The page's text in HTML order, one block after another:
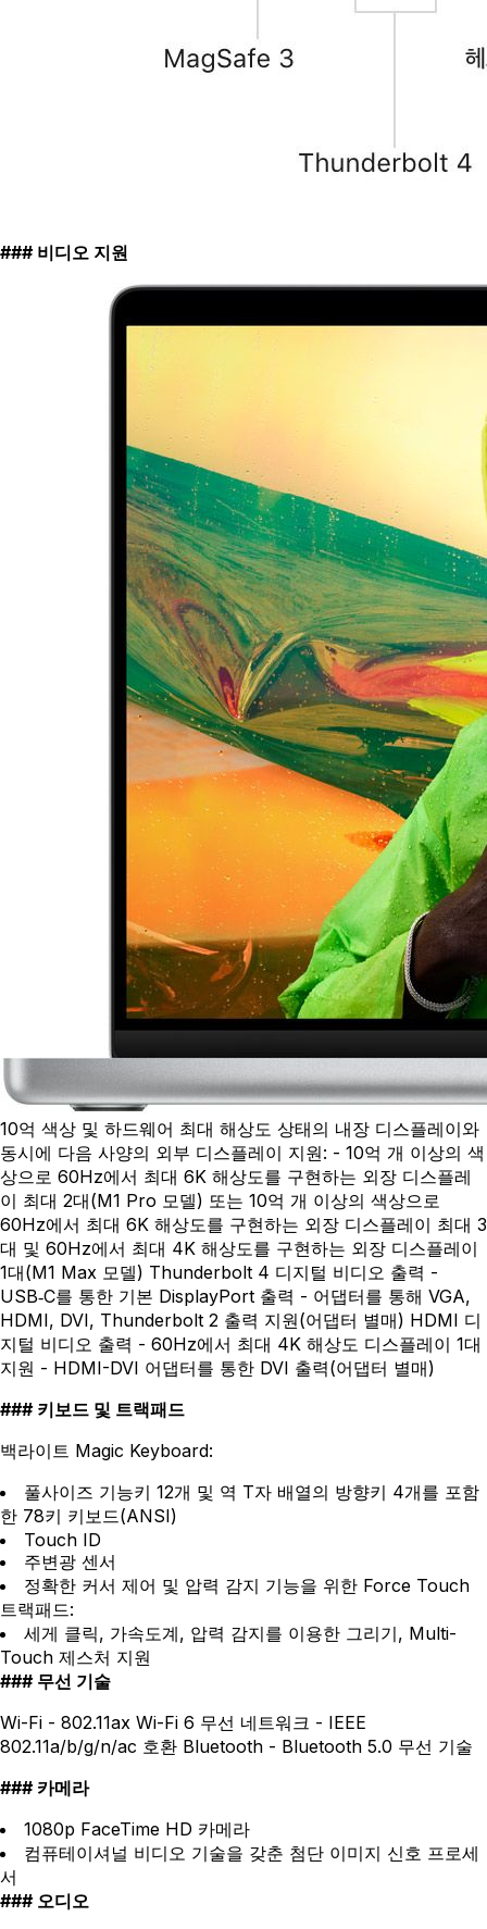
비디오 지원
10억 색상 및 하드웨어 최대 해상도 상태의 내장 디스플레이와
동시에 다음 사양의 외부 디스플레이 지원: - 10억 개 이상의 색
상으로 60Hz에서 최대 6K 해상도를 구현하는 외장 디스플레
이 최대 2대(M1 Pro 모델) 또는 10억 개 이상의 색상으로
60Hz에서 최대 6K 해상도를 구현하는 외장 디스플레이 최대 3
대 및 60Hz에서 최대 4K 해상도를 구현하는 외장 디스플레이
1대(M1 Max 모델) Thunderbolt 4 디지털 비디오 출력 -
USB‑C를 통한 기본 DisplayPort 출력 - 어댑터를 통해 VGA,
HDMI, DVI, Thunderbolt 2 출력 지원(어댑터 별매) HDMI 디
지털 비디오 출력 - 60Hz에서 최대 4K 해상도 디스플레이 1대
지원 - HDMI-DVI 어댑터를 통한 DVI 출력(어댑터 별매)
키보드 및 트랙패드
백라이트 Magic Keyboard:
풀사이즈 기능키 12개 및 역 T자 배열의 방향키 4개를 포함
한 78키 키보드(ANSI)
Touch ID
주변광 센서
정확한 커서 제어 및 압력 감지 기능을 위한 Force Touch
트랙패드:
세게 클릭, 가속도계, 압력 감지를 이용한 그리기, Multi-
Touch 제스처 지원
무선 기술
Wi-Fi - 802.11ax Wi-Fi 6 무선 네트워크 - IEEE
802.11a/b/g/n/ac 호환 Bluetooth - Bluetooth 5.0 무선 기술
카메라
1080p FaceTime HD 카메라
컴퓨테이셔널 비디오 기술을 갖춘 첨단 이미지 신호 프로세
서
오디오